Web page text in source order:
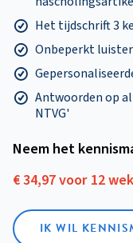
Het tijdschrift 3
Onbeperkt
Antwoorden op
NTVG'
Neem het
€ 34,97 voor 12
IK WIL